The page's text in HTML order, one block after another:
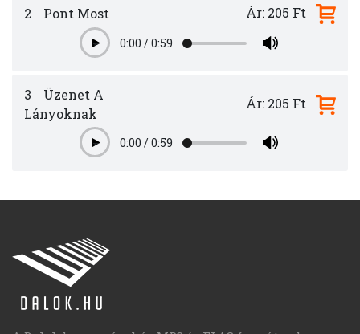
2 Pont Most
Play0:00 /0:59
Ár: 205 Ft
3
Üzenet A
Lányoknak
Play0:00 /0:59
Ár: 205 Ft